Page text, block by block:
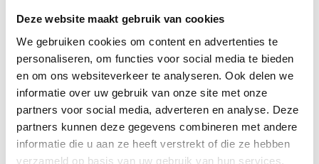
Deze website maakt gebruik van cookies
We gebruiken cookies om content en advertenties te
personaliseren, om functies voor social media te bieden
en om ons websiteverkeer te analyseren. Ook delen we
informatie over uw gebruik van onze site met onze
partners voor social media, adverteren en analyse. Deze
partners kunnen deze gegevens combineren met andere
informatie die u aan ze heeft verstrekt of die ze hebben
verzameld op basis van uw gebruik van hun services.
0642721788
Solliciteren